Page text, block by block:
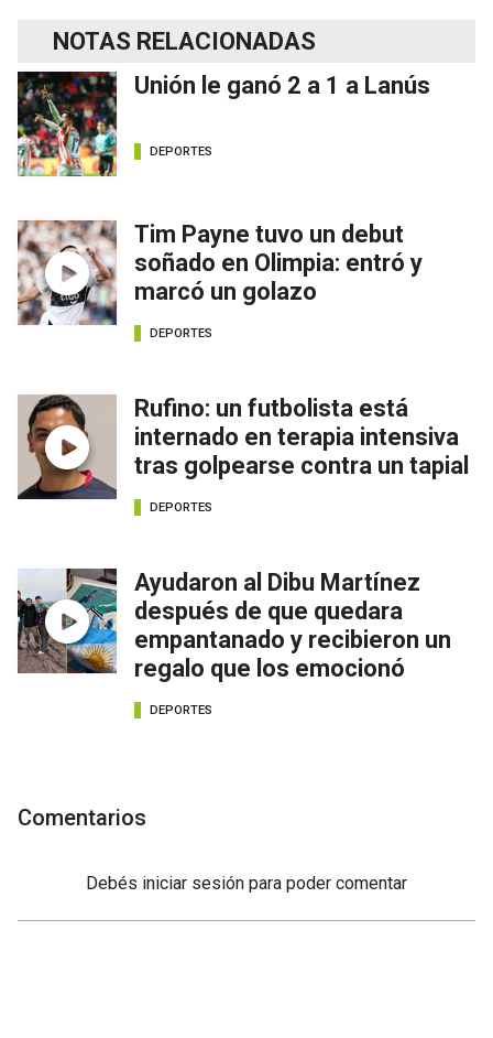
NOTAS RELACIONADAS
Unión le ganó 2 a 1 a Lanús
DEPORTES
Tim Payne tuvo un debut
soñado en Olimpia: entró y
marcó un golazo
DEPORTES
Rufino: un futbolista está
internado en terapia intensiva
tras golpearse contra un tapial
DEPORTES
Ayudaron al Dibu Martínez
después de que quedara
empantanado y recibieron un
regalo que los emocionó
DEPORTES
Comentarios
Debés iniciar sesión para poder comentar